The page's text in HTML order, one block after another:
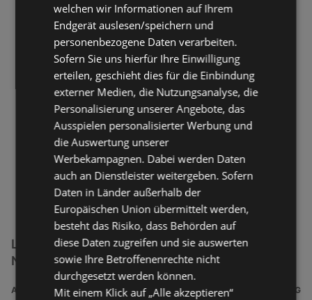
Lorenz Bahlsen Snack-World Filialen in der
Nähe
ADRESSE ENTFERNUNG
welchen wir Informationen auf Ihrem
Endgerät auslesen/speichern und
personenbezogene Daten verarbeiten.
Sofern Sie uns hierfür Ihre Einwilligung
erteilen, geschieht dies für die Einbindung
externer Medien, die Nutzungsanalyse, die
Personalisierung unserer Angebote, das
Ausspielen personalisierter Werbung und
die Auswertung unserer
Werbekampagnen. Dabei werden Daten
auch an Dienstleister weitergeben. Sofern
Daten in Länder außerhalb der
Europäischen Union übermittelt werden,
besteht das Risiko, dass Behörden auf
diese Daten zugreifen und sie auswerten
sowie Ihre Betroffenenrechte nicht
durchgesetzt werden können.
Mit einem Klick auf „Alle akzeptieren“